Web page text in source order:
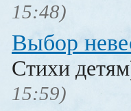
15:48)
Выбор
Стихи
15:59)